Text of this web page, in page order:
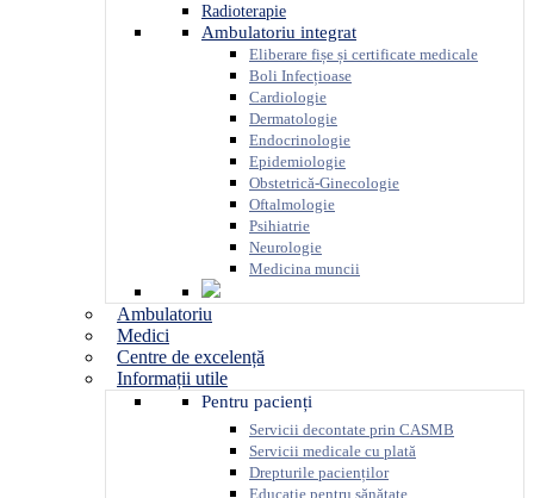
Radioterapie
Ambulatoriu integrat
Eliberare fișe și certificate medicale
Boli Infecțioase
Cardiologie
Dermatologie
Endocrinologie
Epidemiologie
Obstetrică-Ginecologie
Oftalmologie
Psihiatrie
Neurologie
Medicina muncii
Ambulatoriu
Medici
Centre de excelență
Informații utile
Pentru pacienți
Servicii decontate prin CASMB
Servicii medicale cu plată
Drepturile pacienților
Educație pentru sănătate